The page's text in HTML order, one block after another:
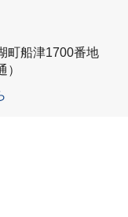
町船津1700番地